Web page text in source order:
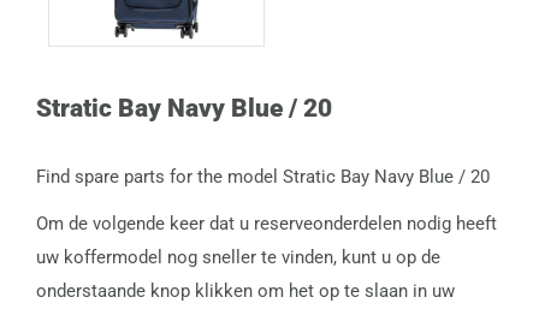
Stratic Bay Navy Blue / 20
Find spare parts for the model Stratic Bay Navy Blue / 20
Om de volgende keer dat u reserveonderdelen nodig heeft
uw koffermodel nog sneller te vinden, kunt u op de
onderstaande knop klikken om het op te slaan in uw